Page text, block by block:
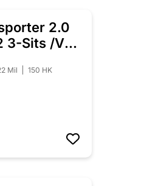
NYINKOMMEN
2.0
3-Sits /V-
Mil 150 HK